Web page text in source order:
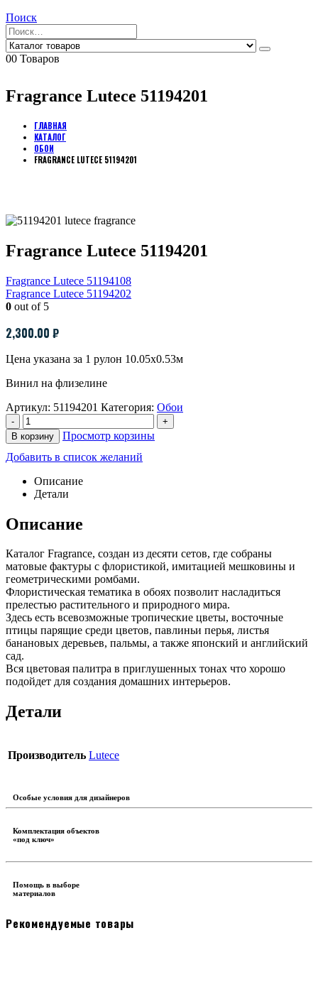
Поиск
00 Товаров
Fragrance Lutece 51194201
ГЛАВНАЯ
КАТАЛОГ
ОБОИ
FRAGRANCE LUTECE 51194201
Fragrance Lutece 51194201
Fragrance Lutece 51194108
Fragrance Lutece 51194202
0 out of 5
2,300.00 ₽
Цена указана за 1 рулон 10.05х0.53м
Винил на флизелине
Артикул: 51194201 Категория: Обои
-
+
В корзину
Просмотр корзины
Добавить в список желаний
Описание
Детали
Описание
Каталог Fragrance, создан из десяти сетов, где собраны
матовые фактуры с флористикой, имитацией мешковины и
геометрическими ромбами.
Флористическая тематика в обоях позволит насладиться
прелестью растительного и природного мира.
Здесь есть всевозможные тропические цветы, восточные
птицы парящие среди цветов, павлиньи перья, листья
банановых деревьев, пальмы, а также японский и английский
сад.
Вся цветовая палитра в приглушенных тонах что хорошо
подойдет для создания домашних интерьеров.
Детали
Производитель Lutece
Особые условия для дизайнеров
Комплектация объектов
«под ключ»
Помощь в выборе
материалов
Рекомендуемые товары